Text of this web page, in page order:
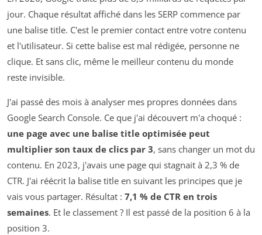
jour. Chaque résultat affiché dans les SERP commence par
une balise title. C'est le premier contact entre votre contenu
et l'utilisateur. Si cette balise est mal rédigée, personne ne
clique. Et sans clic, même le meilleur contenu du monde
reste invisible.
J'ai passé des mois à analyser mes propres données dans
Google Search Console. Ce que j'ai découvert m'a choqué :
une page avec une balise title optimisée peut
multiplier son taux de clics par 3, sans changer un mot du
contenu. En 2023, j'avais une page qui stagnait à 2,3 % de
CTR. J'ai réécrit la balise title en suivant les principes que je
vais vous partager. Résultat : 7,1 % de CTR en trois
semaines. Et le classement ? Il est passé de la position 6 à la
position 3.